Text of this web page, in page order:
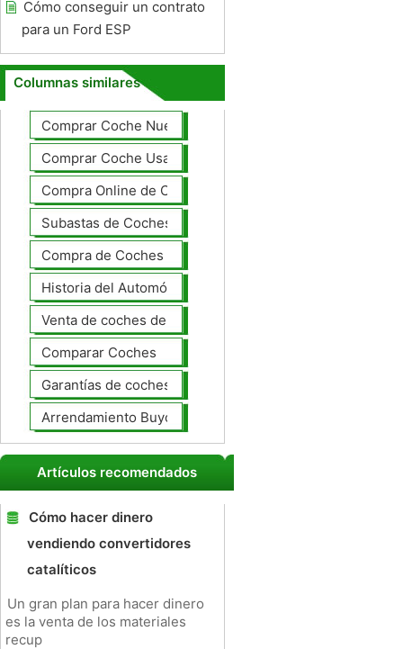
Cómo conseguir un contrato
para un Ford ESP
Columnas similares
Comprar Coche Nuevo
Comprar Coche Usado
Compra Online de Coches
Subastas de Coches
Compra de Coches Basics
Historia del Automóvil
Venta de coches de lujo
Comparar Coches
Garantías de coches ampliado
Arrendamiento Buyout
Artículos recomendados
Cómo hacer dinero
vendiendo convertidores
catalíticos
Un gran plan para hacer dinero
es la venta de los materiales
recup